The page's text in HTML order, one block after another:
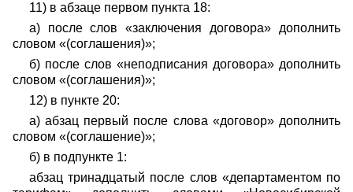
11) в абзаце первом пункта 18:
а) после слов «заключения договора» дополнить
словом «(соглашения)»;
б) после слов «неподписания договора» дополнить
словом «(соглашения)»;
12) в пункте 20:
а) абзац первый после слова «договор» дополнить
словом «(соглашение)»;
б) в подпункте 1:
абзац тринадцатый после слов «департаментом по